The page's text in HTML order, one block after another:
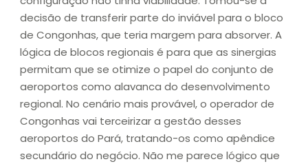
decisão de transferir parte do inviável para o bloco
de Congonhas, que teria margem para absorver. A
lógica de blocos regionais é para que as sinergias
permitam que se otimize o papel do conjunto de
aeroportos como alavanca do desenvolvimento
regional. No cenário mais provável, o operador de
Congonhas vai terceirizar a gestão desses
aeroportos do Pará, tratando-os como apêndice
secundário do negócio. Não me parece lógico que